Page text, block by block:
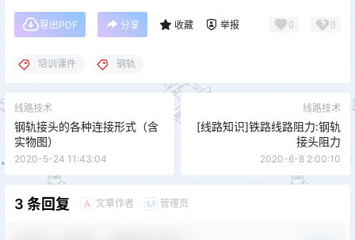
导出PDF 分享 收藏 举报 0 0
培训课件 钢轨
线路技术
钢轨接头的各种连接形式（含
实物图）
2020-5-24 11:43:04
线路技术
[线路知识]铁路线路阻力:钢轨
接头阻力
2020-6-8 2:00:10
3 条回复 A 文章作者 M 管理员